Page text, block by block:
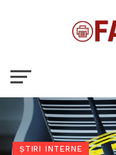
ȘTIRI INTERNE